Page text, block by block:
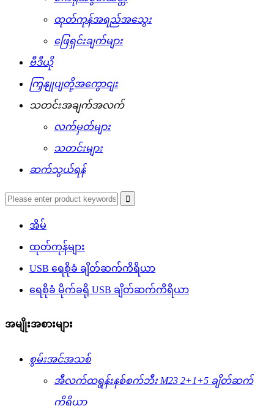
ထုတ်ကုန်အရည်အသွေး
ဖြေရှင်းချက်များ
ဗီဒီယို
ကြှနျုပျတို့အကွောငျး
သတင်းအချက်အလက်
လက်မှတ်များ
သတင်းများ
ဆက်သွယ်ရန်
အိမ်
ထုတ်ကုန်များ
USB ရေစိုခံ ချိတ်ဆက်ကိရိယာ
ရေစိုခံ မိုက်ခရို USB ချိတ်ဆက်ကိရိယာ
အမျိုးအစားများ
စွမ်းအင်အသစ်
အီလက်ထရွန်းနစ်စက်ဘီး M23 2+1+5 ချိတ်ဆက်
ကိရိယာ